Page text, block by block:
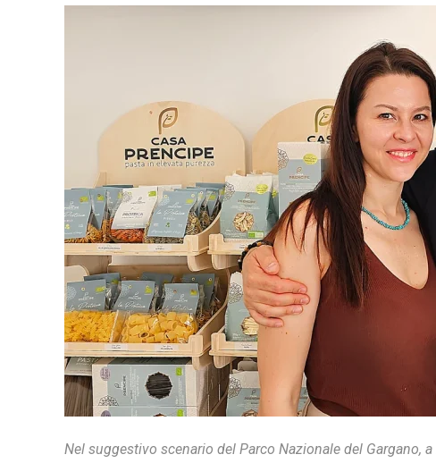
Nel suggestivo scenario del Parco Nazionale del Gargano, a